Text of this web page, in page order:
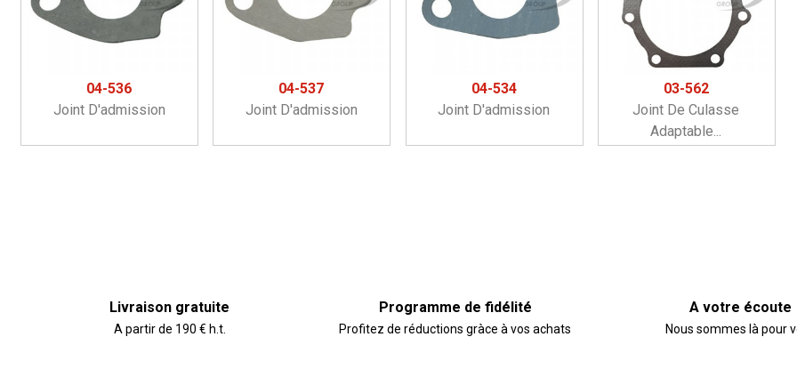
04-536
Joint D'admission
04-537
Joint D'admission
04-534
Joint D'admission
03-562
Joint De Culasse
Adaptable...
Livraison gratuite
A partir de 190 € h.t.
Programme de fidélité
Profitez de réductions gràce à vos achats
A votre écoute
Nous sommes là pour